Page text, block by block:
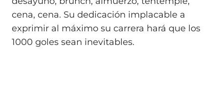
cena, cena. Su dedicación implacable a
exprimir al máximo su carrera hará que los
1000 goles sean inevitables.